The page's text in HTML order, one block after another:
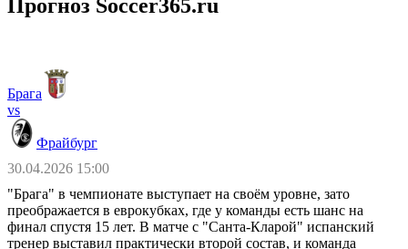
Прогноз Soccer365.ru
Брага
vs
Фрайбург
30.04.2026 15:00
"Брага" в чемпионате выступает на своём уровне, зато
преображается в еврокубках, где у команды есть шанс на
финал спустя 15 лет. В матче с "Санта-Кларой" испанский
тренер выставил практически второй состав, и команда